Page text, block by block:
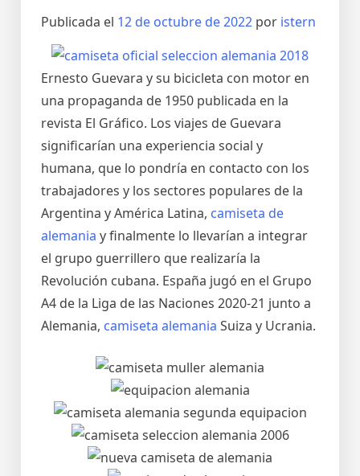
Publicada el 12 de octubre de 2022 por istern
Ernesto Guevara y su bicicleta con motor en
una propaganda de 1950 publicada en la
revista El Gráfico. Los viajes de Guevara
significarían una experiencia social y
humana, que lo pondría en contacto con los
trabajadores y los sectores populares de la
Argentina y América Latina, camiseta de
alemania y finalmente lo llevarían a integrar
el grupo guerrillero que realizaría la
Revolución cubana. España jugó en el Grupo
A4 de la Liga de las Naciones 2020-21 junto a
Alemania, camiseta alemania Suiza y Ucrania.